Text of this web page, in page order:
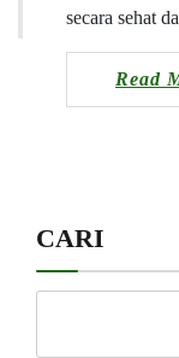
secara sehat
Read
CARI